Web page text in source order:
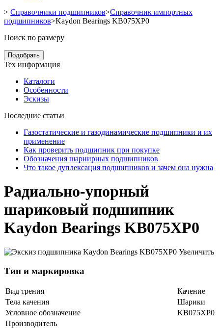
> Справочники подшипников>Справочник импортных
подшипников>Kaydon Bearings KB075XP0
Поиск по размеру
Подобрать
Тех информация
Каталоги
Особенности
Эскизы
Последние статьи
Газостатические и газодинамические подшипники и их
применение
Как проверить подшипник при покупке
Обозначения шарнирных подшипников
Что такое дуплексация подшипников и зачем она нужна
Радиально-упорный
шариковый подшипник
Kaydon Bearings KB075XP0
Увеличить
Тип и маркировка
Вид трения
Качение
Тела качения
Шарики
Условное обозначение
KB075XP0
Производитель